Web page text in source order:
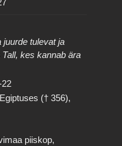
juurde tulevat ja
kes kannab ära
(† 356),
piiskop,